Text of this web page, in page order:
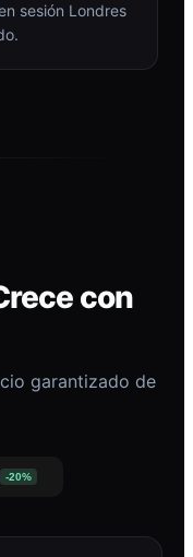
sesión Londres
con
garantizado de
-20%